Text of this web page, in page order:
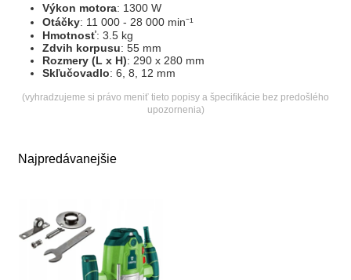
Najpredávanejšie
Výkon motora: 1300 W
Otáčky: 11 000 - 28 000 min⁻¹
Hmotnosť: 3.5 kg
Zdvih korpusu: 55 mm
Rozmery (L x H): 290 x 280 mm
Skľučovadlo: 6, 8, 12 mm
(vyhradzujeme si právo meniť tieto popisy a špecifikácie bez predošlého
upozornenia)